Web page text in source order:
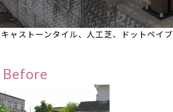
ャストーンタイル、人工芝、ドットペイブ